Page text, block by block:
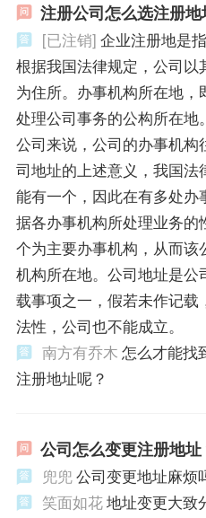
注册公司怎么选注册地
[已注销] 企业注册地是
根据我国法律规定，公司以
为住所。办事机构所在地，
处理公司事务的公构所在地
公司来说，公司的办事机构
司地址的上述意义，我国法
能有一个，因此在有多处办
据各办事机构所处理业务的
个为主要办事机构，从而该
机构所在地。公司地址是公
载事项之一，假若未作记载
法性，公司也不能成立。
南方有乔木 怎么才能找
注册地址呢？
公司怎么变更注册地址
兜兜公司变更地址麻烦
笑面如花地址变更大致